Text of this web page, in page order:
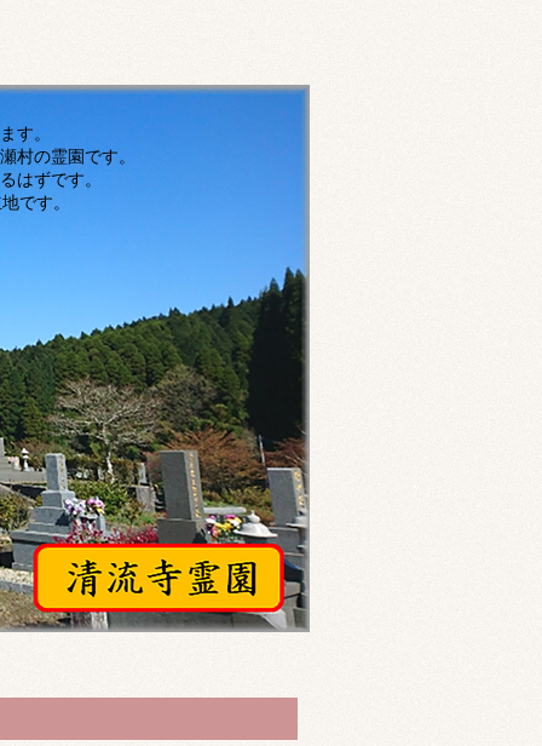
。
村の霊園です。
です。
す。